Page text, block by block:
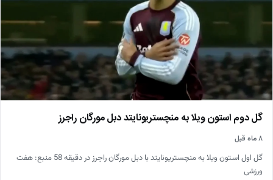
گل دوم استون ویلا به منچستریونایتد دبل مورگان راجرز
۸ ماه قبل
گل اول استون ویلا به منچستریونایتد با دبل مورگان راجرز در دقیقه 58 منبع: هفت
ورزشی